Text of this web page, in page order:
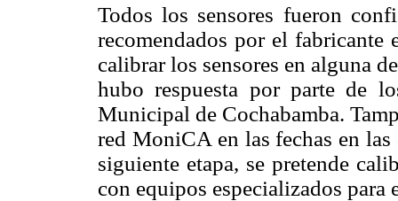
Todos los sensores fueron
recomendados por el fabricante
calibrar los sensores en alguna
hubo respuesta por parte de
Municipal de Cochabamba.
red MoniCA en las fechas en
siguiente etapa, se pretende
con equipos especializados para